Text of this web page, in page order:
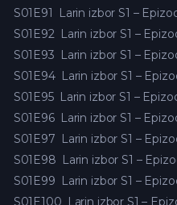
S01E91
Larin izbor S1 –
S01E92 Larin izbor S1 –
S01E93 Larin izbor S1 –
S01E94 Larin izbor S1 –
S01E95 Larin izbor S1 –
S01E96 Larin izbor S1 –
S01E97 Larin izbor S1 –
S01E98 Larin izbor S1 –
S01E99 Larin izbor S1 –
S01E100 Larin izbor S1 –